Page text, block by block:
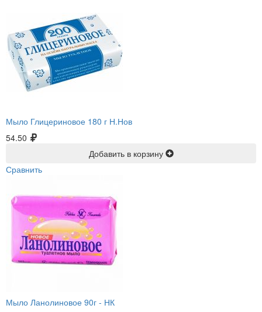
Мыло Глицериновое 180 г Н.Нов
54.50
Добавить в корзину
Сравнить
Мыло Ланолиновое 90г - НК